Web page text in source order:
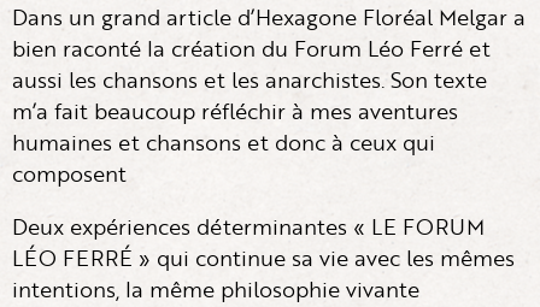
Dans un grand article d’Hexagone Floréal Melgar a
bien raconté la création du Forum Léo Ferré et
aussi les chansons et les anarchistes. Son texte
m’a fait beaucoup réfléchir à mes aventures
humaines et chansons et donc à ceux qui
composent
Deux expériences déterminantes « LE FORUM
LÉO FERRÉ » qui continue sa vie avec les mêmes
intentions, la même philosophie vivante